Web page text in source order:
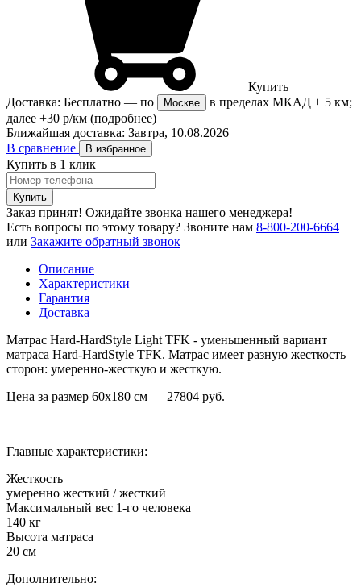
Купить
Доставка: Бесплатно — по Москве
в пределах МКАД + 5 км;
далее +30 р/км (подробнее)
Ближайшая доставка: Завтра, 10.08.2026
В сравнение
В избранное
Купить в 1 клик
Купить
Заказ принят! Ожидайте звонка нашего менеджера!
Есть вопросы по этому товару? Звоните нам 8-800-200-6664
или Закажите обратный звонок
Описание
Характеристики
Гарантия
Доставка
Матрас Hard-HardStyle Light TFK - уменьшенный вариант
матраса Hard-HardStyle TFK. Матрас имеет разную жесткость
сторон: умеренно-жесткую и жесткую.
Цена за размер 60х180 см — 27804 руб.
Главные характеристики:
Жесткость
умеренно жесткий / жесткий
Максимальный вес 1-го человека
140 кг
Высота матраса
20 см
Дополнительно: